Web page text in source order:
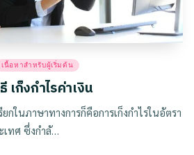
เนื้อหาสำหรับผู้เริ่มต้น
เก็งกำไรค่าเงิน
ยกในภาษาทางการก็คือการเก็งกำไรในอัตรา
เทศ ซึ่งกำลั…